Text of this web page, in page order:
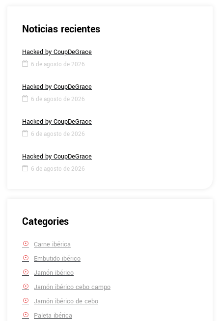
Noticias recientes
Hacked by CoupDeGrace
6 de agosto de 2026
Hacked by CoupDeGrace
6 de agosto de 2026
Hacked by CoupDeGrace
6 de agosto de 2026
Hacked by CoupDeGrace
6 de agosto de 2026
Categories
Carne ibérica
Embutido ibérico
Jamón ibérico
Jamón ibérico cebo campo
Jamón ibérico de cebo
Paleta ibérica